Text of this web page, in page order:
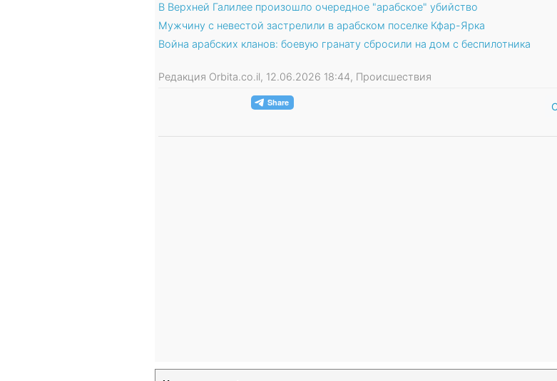
В Верхней Галилее произошло очередное "арабское" убийство
Мужчину с невестой застрелили в арабском поселке Кфар-Ярка
Война арабских кланов: боевую гранату сбросили на дом с беспилотника
Редакция Orbita.co.il, 12.06.2026 18:44, Происшествия